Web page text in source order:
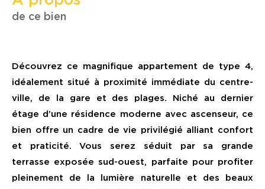
de ce bien
Découvrez ce magnifique appartement de type 4,
idéalement situé à proximité immédiate du centre-
ville, de la gare et des plages. Niché au dernier
étage d’une résidence moderne avec ascenseur, ce
bien offre un cadre de vie privilégié alliant confort
et praticité. Vous serez séduit par sa grande
terrasse exposée sud-ouest, parfaite pour profiter
pleinement de la lumière naturelle et des beaux